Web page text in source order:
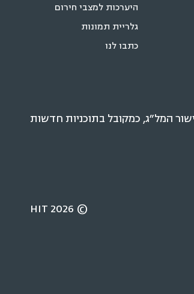
היערכות למצבי חירום
גלריית תמונות
כתבו לנו
המל״ג, כמקובל בתוכניות חדשות
© 2026 HIT